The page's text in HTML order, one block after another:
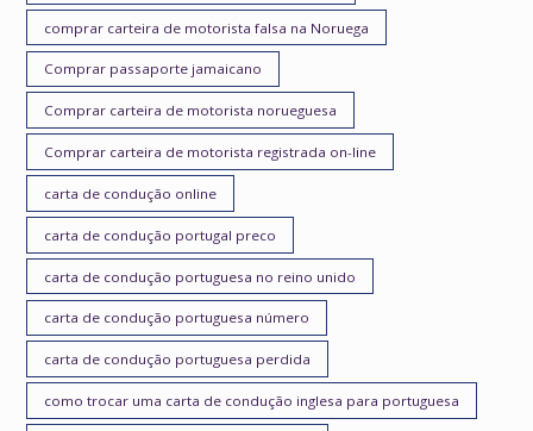
comprar carteira de motorista falsa na Noruega
Comprar passaporte jamaicano
Comprar carteira de motorista norueguesa
Comprar carteira de motorista registrada on-line
carta de condução online
carta de condução portugal preco
carta de condução portuguesa no reino unido
carta de condução portuguesa número
carta de condução portuguesa perdida
como trocar uma carta de condução inglesa para portuguesa